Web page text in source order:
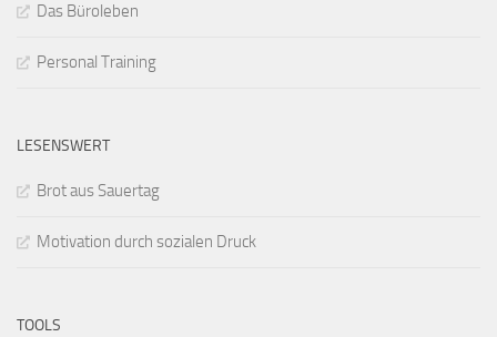
Das Büroleben
Personal Training
LESENSWERT
Brot aus Sauertag
Motivation durch sozialen Druck
TOOLS